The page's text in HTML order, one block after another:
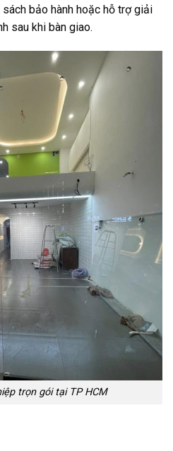
sách bảo hành hoặc hỗ trợ giải
sau khi bàn giao.
trọn gói tại TP HCM